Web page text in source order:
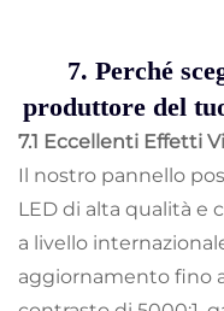
7. Perché
produttore del
7.1 Eccellenti Effetti
Il nostro pannello
LED di alta qualità e
a livello
aggiornamento fino